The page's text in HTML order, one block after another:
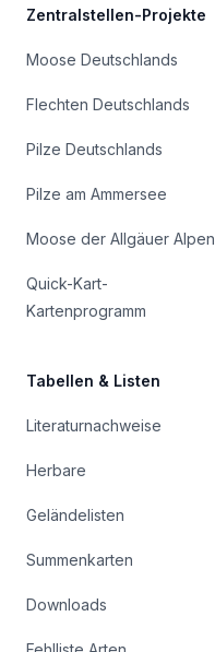
Zentralstellen-Projekte
Moose Deutschlands
Flechten Deutschlands
Pilze Deutschlands
Pilze am Ammersee
Moose der Allgäuer Alpen
Quick-Kart-
Kartenprogramm
Tabellen & Listen
Literaturnachweise
Herbare
Geländelisten
Summenkarten
Downloads